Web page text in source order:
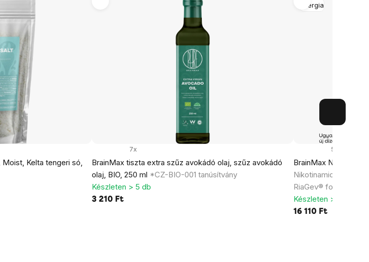
Kelta tengeri só,
BrainMax tiszta extra szűz avokádó olaj, szűz avokádó
olaj, BIO, 250 ml *CZ-BIO-001 tanúsítvány
7x
Készleten > 5 db
3 210 Ft
Energia
BrainMax NAD+
Nikotinamid-adenin-
RiaGev® formával
53x
Készleten > 5 db
16 110 Ft